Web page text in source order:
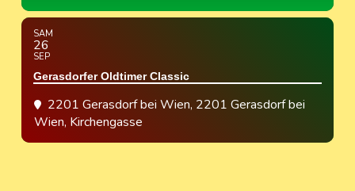
SAM
26
SEP
Gerasdorfer Oldtimer Classic
2201 Gerasdorf bei Wien, 2201 Gerasdorf bei
Wien, Kirchengasse